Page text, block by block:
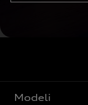
Modeli